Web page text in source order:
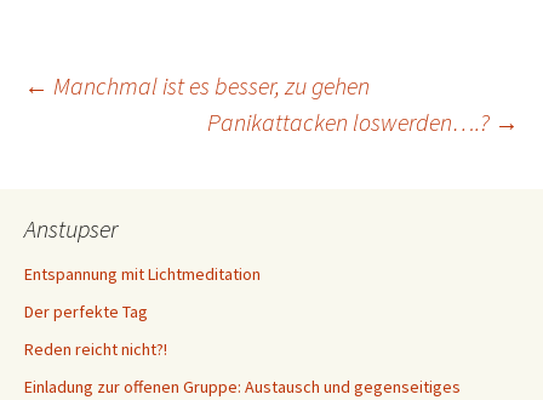
Beitragsnavigation
← Manchmal ist es besser, zu gehen
Panikattacken loswerden….? →
Anstupser
Entspannung mit Lichtmeditation
Der perfekte Tag
Reden reicht nicht?!
Einladung zur offenen Gruppe: Austausch und gegenseitiges